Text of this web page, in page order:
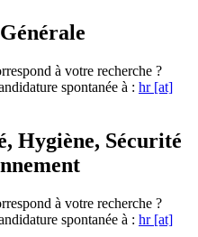
à votre recherche ?
spontanée à : hr [at]
Hygiène, Sécurité
à votre recherche ?
spontanée à : hr [at]